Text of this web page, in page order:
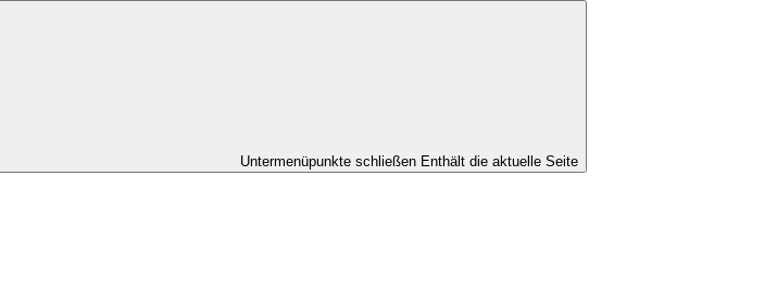
Untermenüpunkte schließen Enthält die aktuelle Seite